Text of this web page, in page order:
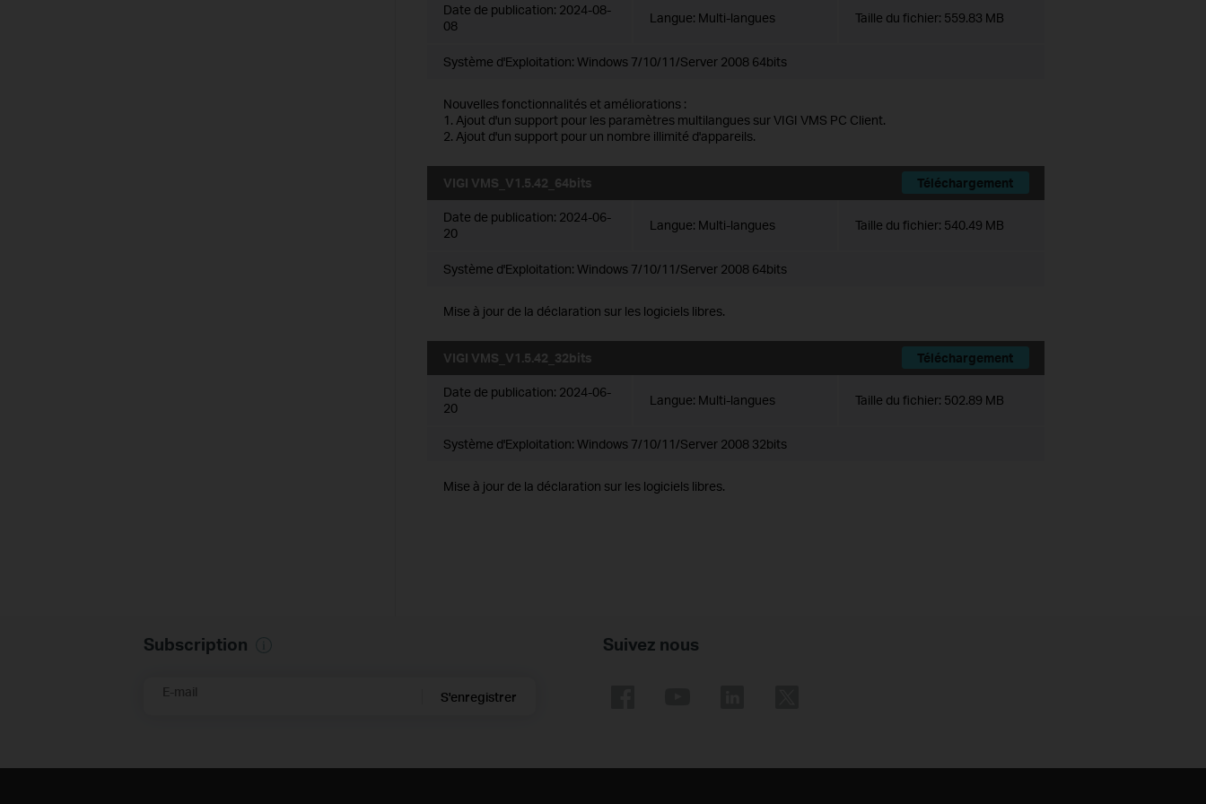
Date de publication: 2024-08-
08
Langue: Multi-langues Taille du fichier: 559.83 MB
Système d'Exploitation: Windows 7/10/11/Server 2008 64bits
Nouvelles fonctionnalités et améliorations :
1. Ajout d'un support pour les paramètres multilangues sur VIGI VMS PC Client.
2. Ajout d'un support pour un nombre illimité d'appareils.
VIGI VMS_V1.5.42_64bits Téléchargement
Date de publication: 2024-06-
20
Langue: Multi-langues Taille du fichier: 540.49 MB
Système d'Exploitation: Windows 7/10/11/Server 2008 64bits
Mise à jour de la déclaration sur les logiciels libres.
VIGI VMS_V1.5.42_32bits Téléchargement
Date de publication: 2024-06-
20
Langue: Multi-langues Taille du fichier: 502.89 MB
Système d'Exploitation: Windows 7/10/11/Server 2008 32bits
Mise à jour de la déclaration sur les logiciels libres.
Subscription
E-mail S'enregistrer
Suivez nous